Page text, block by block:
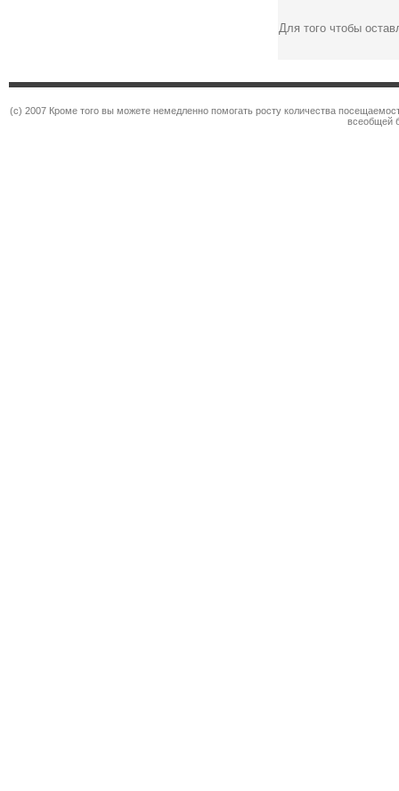
Для того чтобы
(c) 2007 Кроме того вы можете немедленно помогать росту количества
всеобщей